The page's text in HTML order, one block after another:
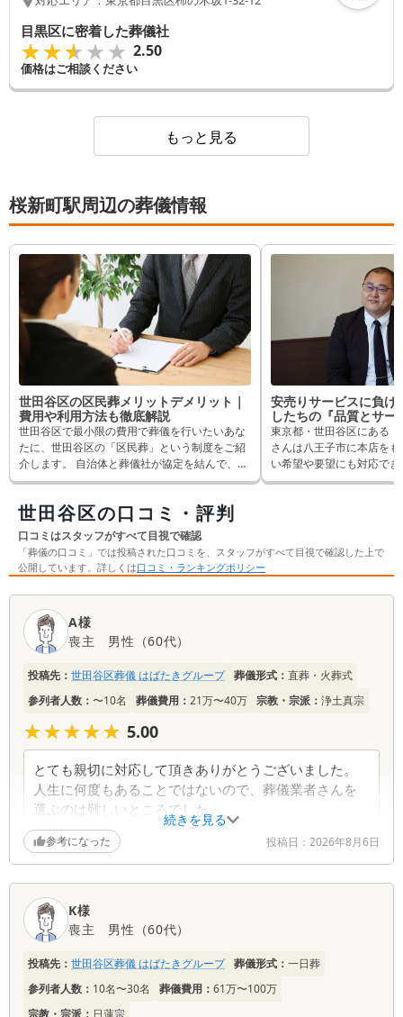
目黒区に密着した葬儀社
★★★★★
★★★★★ 2.50
価格はご相談ください
もっと見る
桜新町駅周辺の葬儀情報
世田谷区の区民葬メリットデメリット｜
費用や利用方法も徹底解説
世田谷区で最小限の費用で葬儀を行いたいあな
たに、世田谷区の「区民葬」という制度をご紹
介します。 自治体と葬儀社が協定を結んで、区
民にやさしい葬儀を行うこの制度。その費用や
的に解説します。
安売りサービスに負け
したちの『品質とサー
典礼世⽥⾕⽀店 吉⽥
ー】
東京都・世⽥⾕区にある
さんは⼋王⼦市に本店を
い希望や要望にも対応で
ス」が良い葬儀社として
⽥⾕⽀店の吉⽥さんにイ
した。 話を聞いていると
ている『想い』と『その
た。
世田谷区の口コミ・評判
口コミはスタッフがすべて目視で確認
「葬儀の口コミ」では投稿された口コミを、スタッフがすべて目視で確認した上で
公開しています。詳しくは口コミ・ランキングポリシー
続きを見る
A様
喪主
男性 （60代）
投稿先： 世田谷区葬儀 はばたきグループ 葬儀形式： 直葬・火葬式
参列者人数： 〜10名 葬儀費用： 21万〜40万 宗教・宗派： 浄土真宗
★★★★★
★★★★★ 5.00
とても親切に対応して頂きありがとうございました。
人生に何度もあることではないので、葬儀業者さんを
選ぶのは難しいところでした。
大手の業者ではないこと、電話で問い合わせて頂いた
時の応対が良かったことが御社への依頼となりまし
た。
今後の発展を祈念致します。
本当にお世話になりました。
参考になった 投稿日： 2026年8月6日
K様
喪主
男性 （60代）
投稿先： 世田谷区葬儀 はばたきグループ 葬儀形式： 一日葬
参列者人数： 10名〜30名 葬儀費用： 61万〜100万